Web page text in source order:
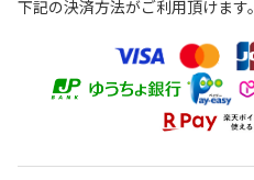
下記の決済方法がご利用頂けます。